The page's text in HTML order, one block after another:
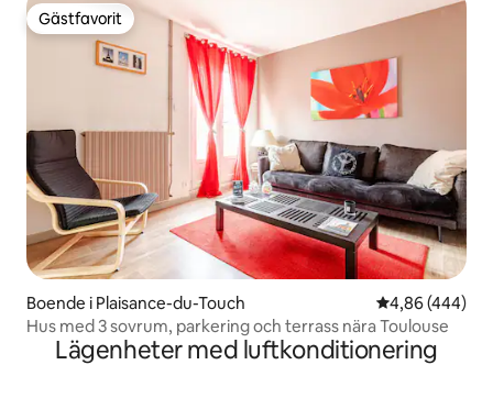
Gästfavorit
Gästfavorit
Boende i Plaisance-du-Touch 4,86 av 5 i
4,86 (444)
Hus med 3 sovrum, parkering och terrass nära Toulouse
Lägenheter med luftkonditionering